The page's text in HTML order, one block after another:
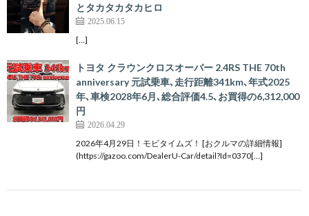
とタカタカタカヒロ
2025.06.15
[…]
トヨタ クラウンクロスオーバー 2.4RS THE 70th
anniversary 元試乗車､走行距離341km､年式2025
年､車検2028年6月､総合評価4.5､お買得の6,312,000
円
2026.04.29
2026年4月29日！モビタイムズ！ [おクルマの詳細情報]
(https://gazoo.com/DealerU-Car/detail?Id=0370[…]